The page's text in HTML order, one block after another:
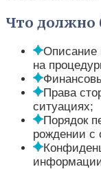
Что должно
Описание
на
Права
ситуациях;
Порядок
рождении с